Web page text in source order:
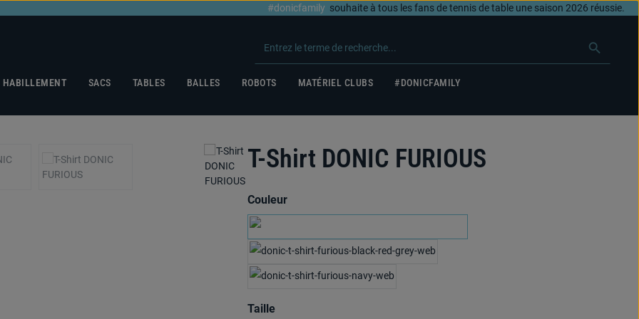
#donicfamily souhaite à tous les fans de tennis de table une saison 2026 réussie.
HABILLEMENT SACS TABLES BALLES ROBOTS MATÉRIEL CLUBS
#DONICFAMILY
T-Shirt DONIC FURIOUS
Sélectionnez
Couleur
schwarz/grau/rot
marine/royalblau/lime
Sélectionnez
Taille